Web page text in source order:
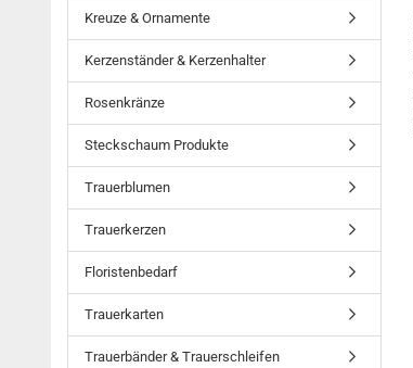
Kreuze & Ornamente
Kerzenständer & Kerzenhalter
Rosenkränze
Steckschaum Produkte
Trauerblumen
Trauerkerzen
Floristenbedarf
Trauerkarten
Trauerbänder & Trauerschleifen